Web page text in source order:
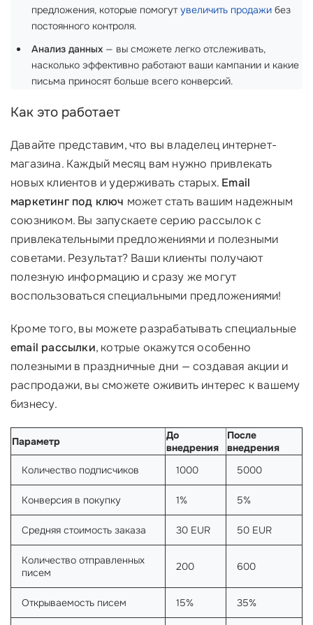
предложения, которые помогутувеличить продажи без
постоянного контроля.
Анализ данных — вы сможете легко отслеживать,
насколько эффективно работают ваши кампании и какие
письма приносят больше всего конверсий.
Как это работает
Давайте представим, что вы владелец интернет-
магазина. Каждый месяц вам нужно привлекать
новых клиентов и удерживать старых. Email
маркетинг под ключ может стать вашим надежным
союзником. Вы запускаете серию рассылок с
привлекательными предложениями и полезными
советами. Результат? Ваши клиенты получают
полезную информацию и сразу же могут
воспользоваться специальными предложениями!
Кроме того, вы можете разрабатывать специальные
email рассылки, котрые окажутся особенно
полезными в праздничные дни — создавая акции и
распродажи, вы сможете оживить интерес к вашему
бизнесу.
Параметр
До
внедрения
После
внедрения
Количество подписчиков
1000 5000
Конверсия в покупку 1% 5%
Средняя стоимость заказа 30 EUR 50 EUR
Количество отправленных
писем
200 600
Открываемость писем 15% 35%